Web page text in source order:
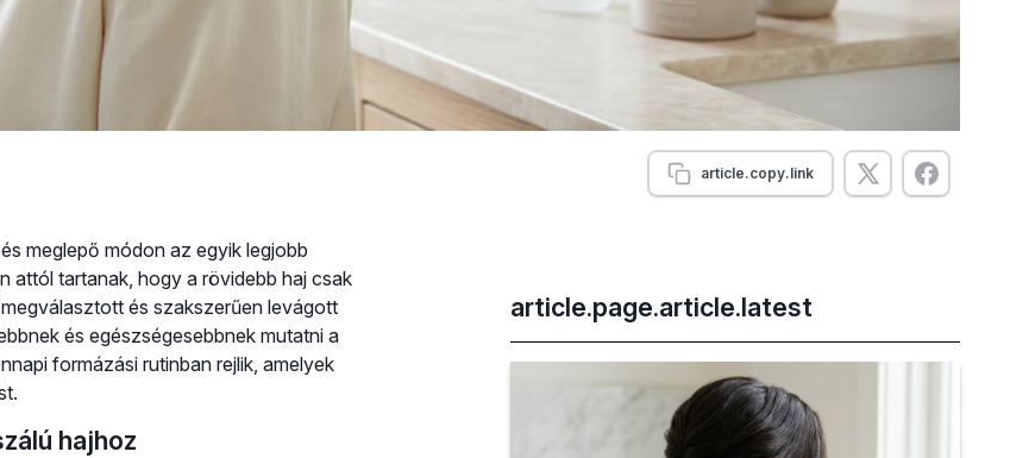
article.copy.link
meglepő módon az egyik legjobb
attól tartanak, hogy a rövidebb haj csak
és szakszerűen levágott
és egészségesebbnek mutatni a
formázási rutinban rejlik, amelyek
hajhoz
article.page.article.latest